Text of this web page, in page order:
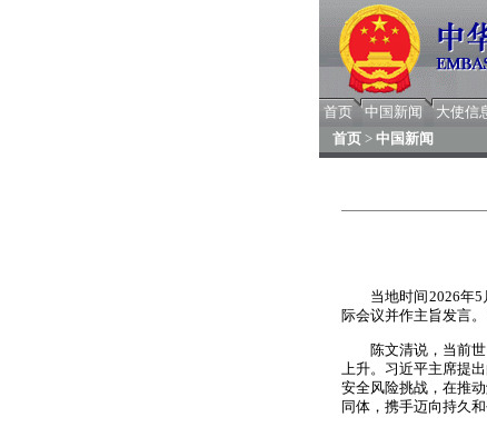
首页 中国新闻 大使信
首页 > 中国新闻
当地时间2026年
际会议并作主旨发言
陈文清说，当前
上升。习近平主席提
安全风险挑战，在推
同体，携手迈向持久和